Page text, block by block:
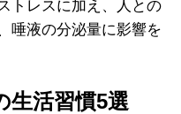
トレスに加え、人との
唾液の分泌量に影響を
生活習慣5選